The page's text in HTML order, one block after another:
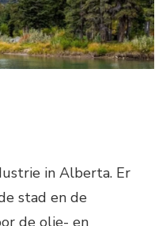
in Alberta. Er
stad en de